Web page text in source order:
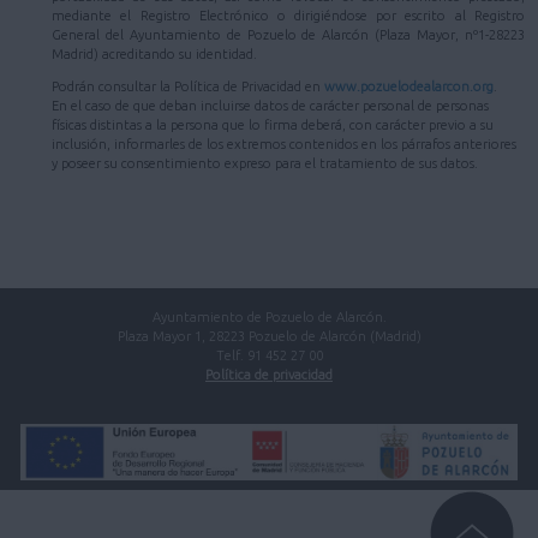
mediante el Registro Electrónico o dirigiéndose por escrito al Registro
General del Ayuntamiento de Pozuelo de Alarcón (Plaza Mayor, nº1-28223
Madrid) acreditando su identidad.
Podrán consultar la Política de Privacidad en www.pozuelodealarcon.org
En el caso de que deban incluirse datos de carácter personal de personas
físicas distintas a la persona que lo firma deberá, con carácter previo a su
inclusión, informarles de los extremos contenidos en los párrafos anteriores
y poseer su consentimiento expreso para el tratamiento de sus datos.
Ayuntamiento de Pozuelo de Alarcón.
Plaza Mayor 1, 28223 Pozuelo de Alarcón (Madrid)
Telf. 91 452 27 00
Política de privacidad